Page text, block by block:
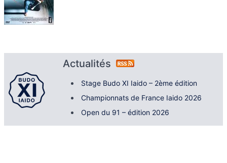
Actualités
Stage Budo XI Iaido – 2ème édition
Championnats de France Iaido 2026
Open du 91 – édition 2026